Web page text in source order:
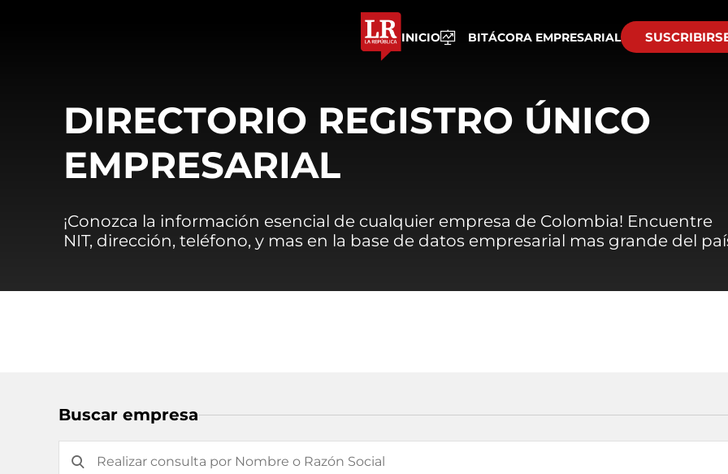
INICIO BITÁCORA EMPRESARIAL
DIRECTORIO REGISTRO ÚNICO
EMPRESARIAL
¡Conozca la información esencial de cualquier empresa de Colombia! Encuentre
NIT, dirección, teléfono, y mas en la base de datos empresarial mas grande del
Buscar empresa